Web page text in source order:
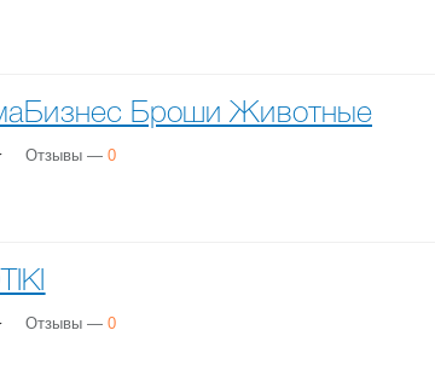
Броши Животные
Отзывы — 0
Отзывы — 0